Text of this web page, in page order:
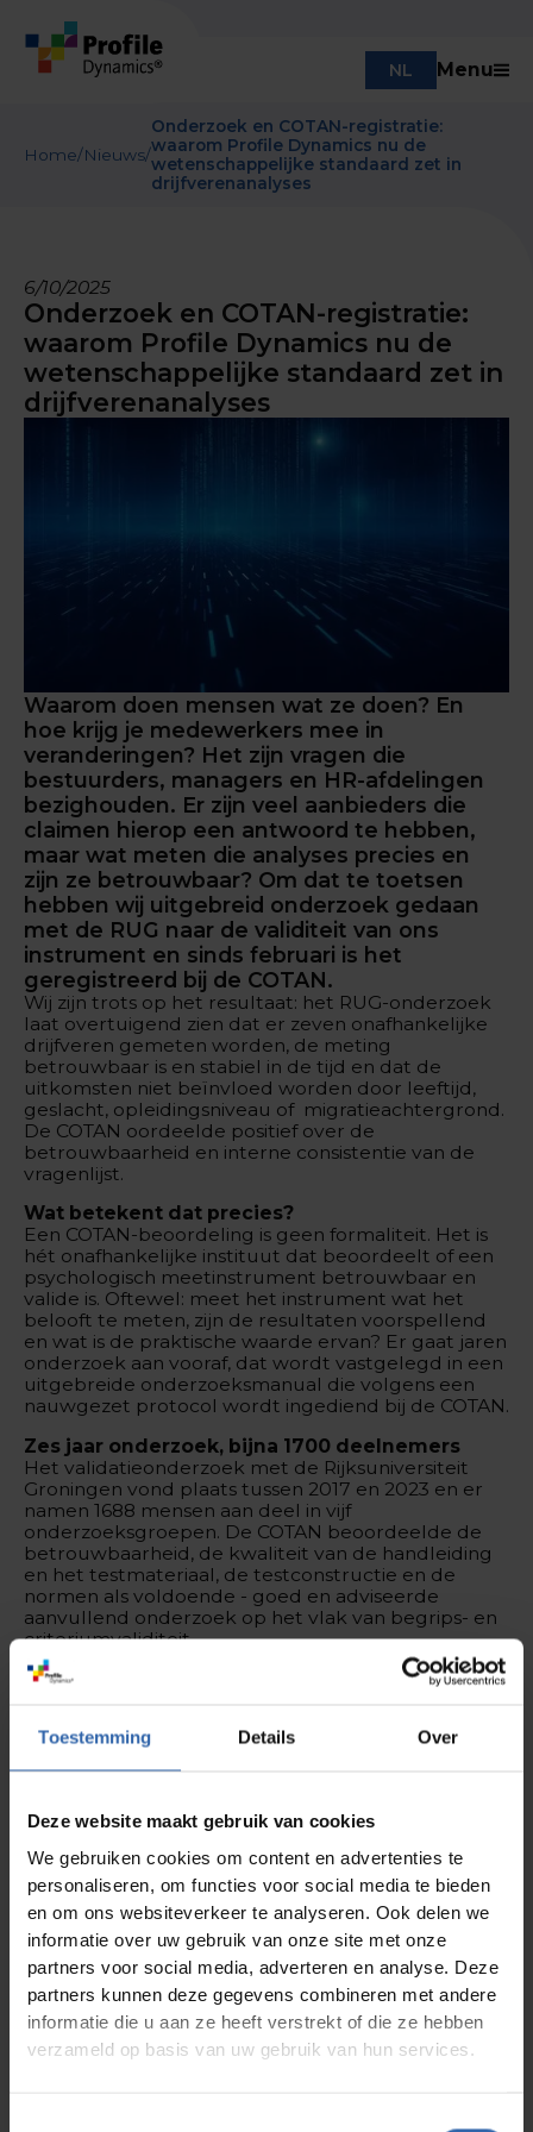
Toestemming Details Over
Deze website maakt gebruik van cookies
We gebruiken cookies om content en advertenties te
personaliseren, om functies voor social media te bieden
en om ons websiteverkeer te analyseren. Ook delen we
informatie over uw gebruik van onze site met onze
partners voor social media, adverteren en analyse. Deze
partners kunnen deze gegevens combineren met andere
informatie die u aan ze heeft verstrekt of die ze hebben
verzameld op basis van uw gebruik van hun services.
NL Menu
Home/Nieuws/
Onderzoek en COTAN-registratie:
waarom Profile Dynamics nu de
wetenschappelijke standaard zet in
drijfverenanalyses
6/10/2025
Onderzoek en COTAN-registratie:
waarom Profile Dynamics nu de
wetenschappelijke standaard zet in
drijfverenanalyses
Waarom doen mensen wat ze doen? En
hoe krijg je medewerkers mee in
veranderingen? Het zijn vragen die
bestuurders, managers en HR-afdelingen
bezighouden. Er zijn veel aanbieders die
claimen hierop een antwoord te hebben,
maar wat meten die analyses precies en
zijn ze betrouwbaar? Om dat te toetsen
hebben wij uitgebreid onderzoek gedaan
met de RUG naar de validiteit van ons
instrument en sinds februari is het
geregistreerd bij de COTAN.
Wij zijn trots op het resultaat: het RUG-onderzoek
laat overtuigend zien dat er zeven onafhankelijke
drijfveren gemeten worden, de meting
betrouwbaar is en stabiel in de tijd en dat de
uitkomsten niet beïnvloed worden door leeftijd,
geslacht, opleidingsniveau of migratieachtergrond.
De COTAN oordeelde positief over de
betrouwbaarheid en interne consistentie van de
vragenlijst.
Wat betekent dat precies?
Een COTAN-beoordeling is geen formaliteit. Het is
hét onafhankelijke instituut dat beoordeelt of een
psychologisch meetinstrument betrouwbaar en
valide is. Oftewel: meet het instrument wat het
belooft te meten, zijn de resultaten voorspellend
en wat is de praktische waarde ervan? Er gaat jaren
onderzoek aan vooraf, dat wordt vastgelegd in een
uitgebreide onderzoeksmanual die volgens een
nauwgezet protocol wordt ingediend bij de COTAN.
Zes jaar onderzoek, bijna 1700 deelnemers
Het validatieonderzoek met de Rijksuniversiteit
Groningen vond plaats tussen 2017 en 2023 en er
namen 1688 mensen aan deel in vijf
onderzoeksgroepen. De COTAN beoordeelde de
betrouwbaarheid, de kwaliteit van de handleiding
en het testmateriaal, de testconstructie en de
normen als voldoende - goed en adviseerde
aanvullend onderzoek op het vlak van begrips- en
criteriumvaliditeit.
Waarom dit zo belangrijk is
investering rendeert als het instrument dat je
gebruikt niet wetenschappelijk getoetst is? Hoe
als basis een belangrijke eerste stap gezet naar
nieuwe ontdekkingen op het gebied van mens en
werk.
Wat maakt ons uniek?
Veel populaire instrumenten zijn gebaseerd op
Jung, waarover veel discussie is in de
wetenschappelijke literatuur als zijnde
onvoldoende gefundeerd. Ook andere Graves-
instrumenten zijn niet eerder onafhankelijk
getoetst. Profile Dynamics is de eerste
drijfverenanalyse die zowel praktisch toepasbaar is